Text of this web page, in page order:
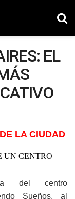
EL
LA CIUDAD
UN CENTRO
del centro
Sueños, al